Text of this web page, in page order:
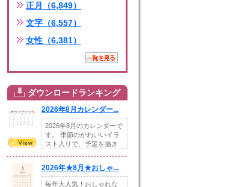
正月（6,849）
文字（6,557）
女性（6,381）
ダウンロードランキング
2026年8月カレンダー...
2026年8月のカレンダーで
す。 季節のかわいいイラ
スト入りで、予定を描き
2026年★8月★おしゃ...
毎年大人気！おしゃれな